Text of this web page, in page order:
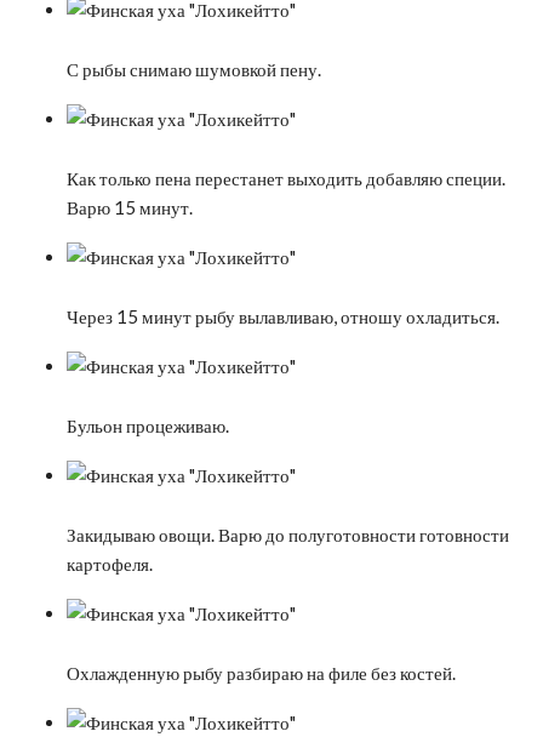
С рыбы снимаю шумовкой пену.
Как только пена перестанет выходить добавляю специи.
Варю 15 минут.
Через 15 минут рыбу вылавливаю, отношу охладиться.
Бульон процеживаю.
Закидываю овощи. Варю до полуготовности готовности
картофеля.
Охлажденную рыбу разбираю на филе без костей.